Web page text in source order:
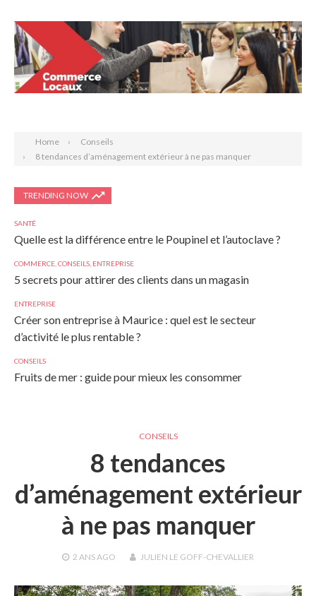
Home
Conseils
8 tendances d’aménagement extérieur à ne pas manquer
TRENDING NOW
SANTÉ
Quelle est la différence entre le Poupinel et l’autoclave ?
COMMERCE CONSEILS ENTREPRISE
5 secrets pour attirer des clients dans un magasin
ENTREPRISE
Créer son entreprise à Maurice : quel est le secteur
d’activité le plus rentable ?
CONSEILS
Fruits de mer : guide pour mieux les consommer
CONSEILS
8 tendances
d’aménagement extérieur
à ne pas manquer
2 ANSAGO JULIEN LE GOFF-CHEVALLIER